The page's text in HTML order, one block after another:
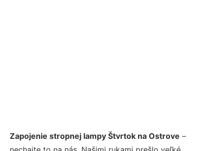
Zapojenie stropnej lampy Štvrtok na Ostrove –